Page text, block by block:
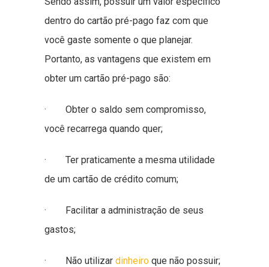
dentro do cartão pré-pago faz com que
você gaste somente o que planejar.
Portanto, as vantagens que existem em
obter um cartão pré-pago são:
· Obter o saldo sem compromisso,
você recarrega quando quer;
· Ter praticamente a mesma utilidade
de um cartão de crédito comum;
· Facilitar a administração de seus
gastos;
· Não utilizar dinheiro que não possuir;